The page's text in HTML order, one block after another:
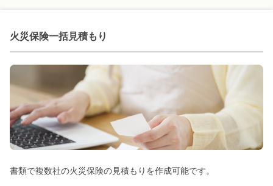
火災保険一括見積もり
書類で複数社の火災保険の見積もりを作成可能です。